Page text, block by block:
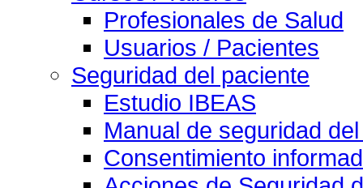
Profesionales de Salud
Usuarios / Pacientes
Seguridad del paciente
Estudio IBEAS
Manual de seguridad
Consentimiento